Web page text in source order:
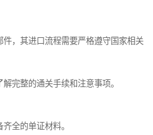
，其进口流程需要严格遵守国家相关
完整的通关手续和注意事项。
全的单证材料。